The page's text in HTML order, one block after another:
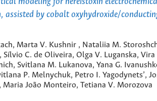
assisted by cobalt oxyhydroxide/
Marta V. Kushnir , Nataliia M.
Sílvio C. de Oliveira, Olga V. Luganska,
Svitlana M. Lukanova, Yana G.
P. Melnychuk, Petro I. Yagodynets’,
Maria João Monteiro, Tetiana V. Morozova